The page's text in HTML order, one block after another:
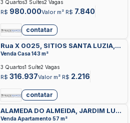
R$ 980.000Valor m² R$ 7.840
3 Quartos3 Suítes2 Vagas
contatar
Rua X 0025, SITIOS SANTA LUZIA,
APARECIDA DE GOIANIA
Venda Casa 143 m²
R$ 316.937Valor m² R$ 2.216
3 Quartos1 Suíte2 Vagas
contatar
ALAMEDA DO ALMEIDA, JARDIM LUZ,
APARECIDA DE GOIANIA
Venda Apartamento 57 m²